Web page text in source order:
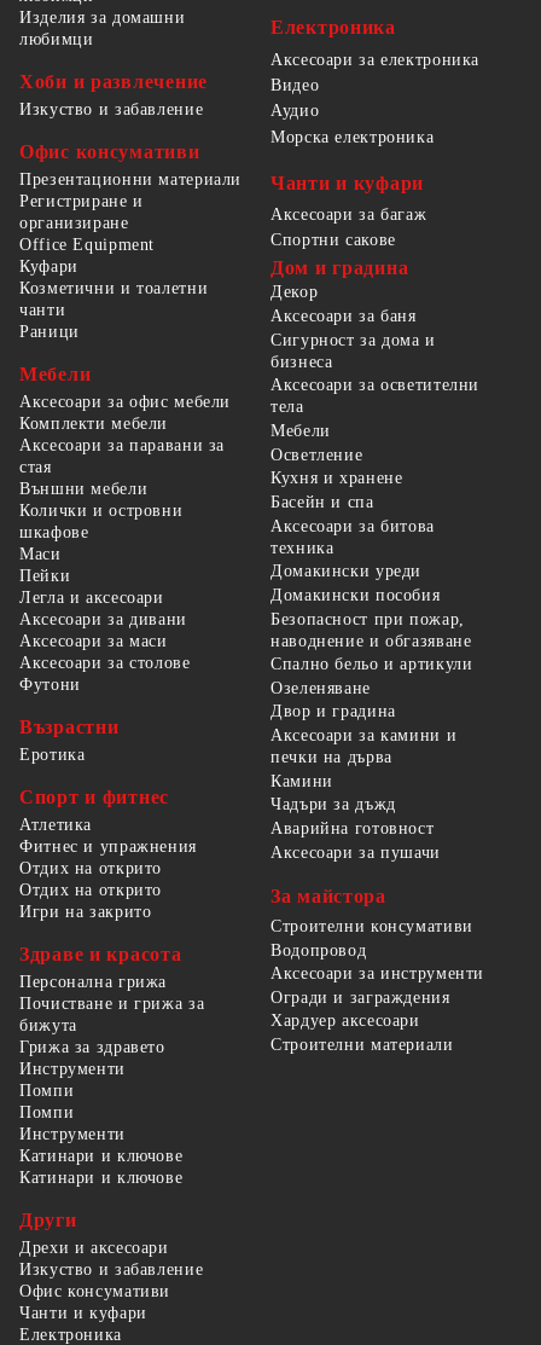
Изделия за домашни
любимци
Хоби и развлечение
Изкуство и забавление
Офис консумативи
Презентационни материали
Регистриране и
организиране
Office Equipment
Електроника
Аксесоари за електроника
Видео
Аудио
Морска електроника
Чанти и куфари
Аксесоари за багаж
Спортни сакове
Куфари
Козметични и тоалетни
чанти
Раници
Мебели
Аксесоари за офис мебели
Комплекти мебели
Аксесоари за паравани за
стая
Външни мебели
Колички и островни
шкафове
Маси
Пейки
Легла и аксесоари
Аксесоари за дивани
Аксесоари за маси
Аксесоари за столове
Футони
Възрастни
Еротика
Спорт и фитнес
Атлетика
Фитнес и упражнения
Отдих на открито
Отдих на открито
Игри на закрито
Здраве и красота
Персонална грижа
Почистване и грижа за
бижута
Грижа за здравето
Дом и градина
Декор
Аксесоари за баня
Сигурност за дома и
бизнеса
Аксесоари за осветителни
тела
Мебели
Осветление
Кухня и хранене
Басейн и спа
Аксесоари за битова
техника
Домакински уреди
Домакински пособия
Безопасност при пожар,
наводнение и обгазяване
Спално бельо и артикули
Озеленяване
Двор и градина
Аксесоари за камини и
печки на дърва
Камини
Чадъри за дъжд
Аварийна готовност
Аксесоари за пушачи
За майстора
Строителни консумативи
Водопровод
Аксесоари за инструменти
Огради и заграждения
Хардуер аксесоари
Строителни материали
Инструменти
Помпи
Помпи
Инструменти
Катинари и ключове
Катинари и ключове
Други
Дрехи и аксесоари
Изкуство и забавление
Офис консумативи
Чанти и куфари
Електроника